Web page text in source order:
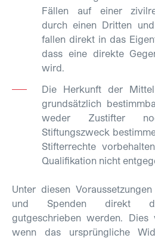
Fällen auf einer
durch einen Dritten
fallen direkt in das
dass eine direkte
wird.
Die Herkunft der
grundsätzlich
weder Zustifter
Stiftungszweck
Stifterrechte
Qualifikation nicht
Unter diesen
und Spenden direkt
gutgeschrieben werden.
wenn das ursprüngliche